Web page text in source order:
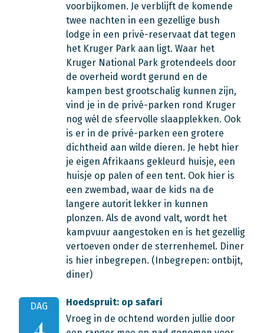
voorbijkomen. Je verblijft de komende
twee nachten in een gezellige bush
lodge in een privé-reservaat dat tegen
het Kruger Park aan ligt. Waar het
Kruger National Park grotendeels door
de overheid wordt gerund en de
kampen best grootschalig kunnen zijn,
vind je in de privé-parken rond Kruger
nog wél de sfeervolle slaapplekken. Ook
is er in de privé-parken een grotere
dichtheid aan wilde dieren. Je hebt hier
je eigen Afrikaans gekleurd huisje, een
huisje op palen of een tent. Ook hier is
een zwembad, waar de kids na de
langere autorit lekker in kunnen
plonzen. Als de avond valt, wordt het
kampvuur aangestoken en is het gezellig
vertoeven onder de sterrenhemel. Diner
is hier inbegrepen. (Inbegrepen: ontbijt,
diner)
DAG
Hoedspruit: op safari
Vroeg in de ochtend worden jullie door